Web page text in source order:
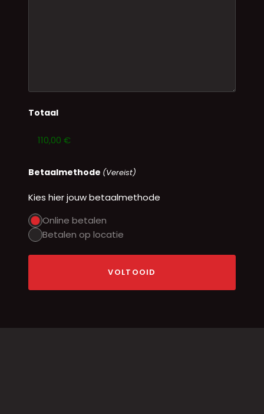
Totaal
Betaalmethode (Vereist)
Kies hier jouw betaalmethode
Online betalen
Betalen op locatie